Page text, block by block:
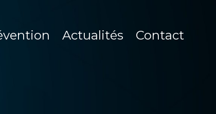
Actualités Contact